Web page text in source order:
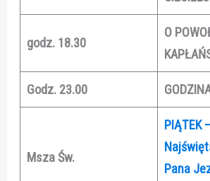
godz. 18.30
O
Godz. 23.00
Msza Św.
PIĄTEK
Pana